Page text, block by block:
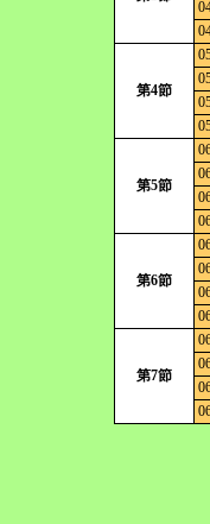
第4節
第5節
第6節
第7節